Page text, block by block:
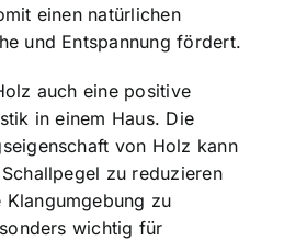
einen natürlichen
und Entspannung fördert.
auch eine positive
in einem Haus. Die
von Holz kann
zu reduzieren
Klangumgebung zu
wichtig für